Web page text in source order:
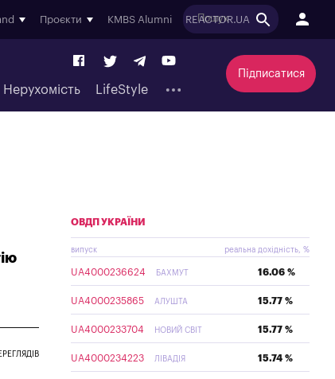
Проєкти KMBS Alumni REACTOR.UA
Нерухомість LifeStyle
Підписатися
ОВДП УКРАЇНИ
випуск реальна дохідність, %
UA4000236624 БАХМУТ 16.06 %
UA4000235865 АЛУШТА 15.77 %
UA4000233704 НОВИЙ СВІТ 15.77 %
UA4000234223 ЛІВАДІЯ 15.74 %